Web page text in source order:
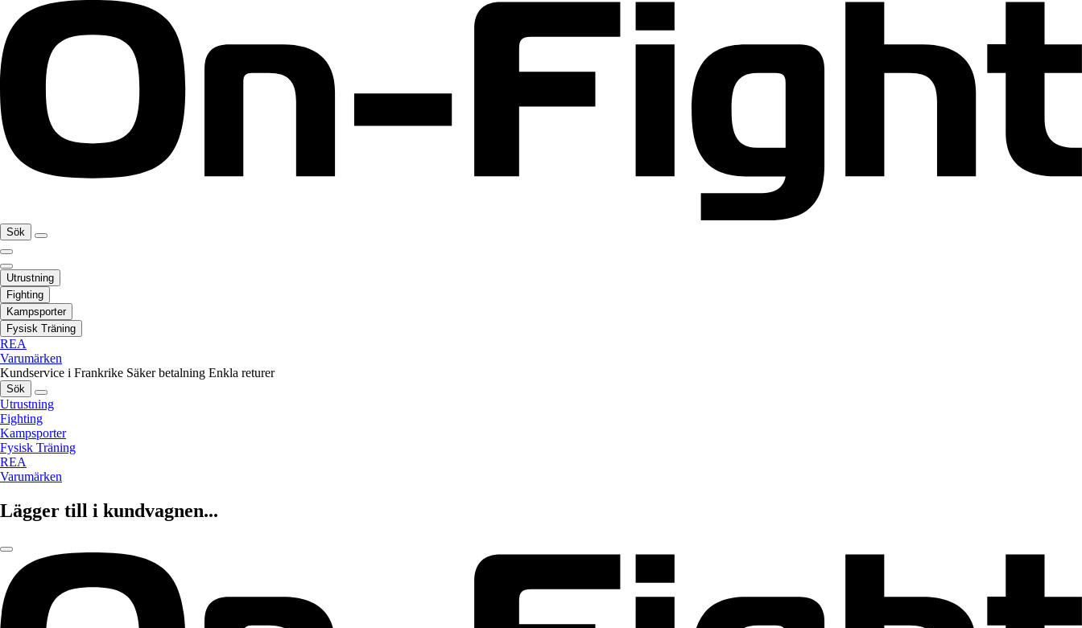
Sök
Utrustning
Fighting
Kampsporter
Fysisk Träning
REA
Varumärken
Kundservice i Frankrike Säker betalning Enkla returer
Sök
Utrustning
Fighting
Kampsporter
Fysisk Träning
REA
Varumärken
Lägger till i kundvagnen...